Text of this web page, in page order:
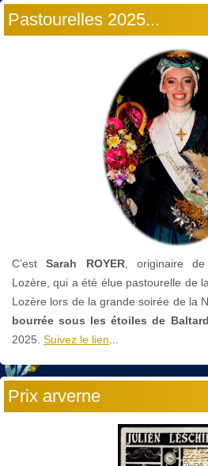
Pastourelles 2025...
C’estSarah ROYER, originaire de
Lozère, qui a été élue pastourelle de
Lozère lors de la grande soirée de la
bourrée sous les étoiles de
2025. Suivez le lien...
Prix arverne